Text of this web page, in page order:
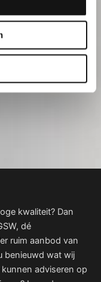
kwaliteit? Dan
dé
ruim aanbod van
benieuwd wat wij
adviseren op